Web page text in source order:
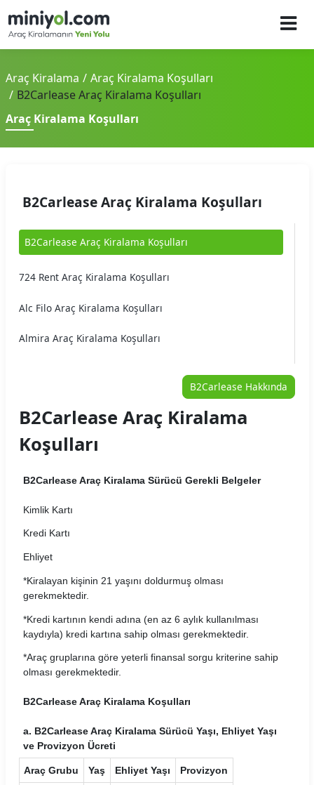
Araç Kiralama
Araç Kiralama Koşulları
B2Carlease Araç Kiralama Koşulları
Araç Kiralama Koşulları
B2Carlease Araç Kiralama Koşulları
B2Carlease Araç Kiralama Koşulları
724 Rent Araç Kiralama Koşulları
Alc Filo Araç Kiralama Koşulları
Almira Araç Kiralama Koşulları
Auto Home Araç Kiralama Koşulları
Autojet Araç Kiralama Koşulları
Autoland Araç Kiralama Koşulları
Aytaşlar Araç Kiralama Koşulları
BRK Car Rental Araç Kiralama Koşulları
CarwinGo Araç Kiralama Koşulları
Cizgi Araç Kiralama Koşulları
Contact Araç Kiralama Koşulları
Dailydrive Araç Kiralama Koşulları
Damacar Araç Kiralama Koşulları
B2Carlease Hakkında
B2Carlease Araç Kiralama
Koşulları
B2Carlease Araç Kiralama Sürücü Gerekli Belgeler
Kimlik Kartı
Kredi Kartı
Ehliyet
*Kiralayan kişinin 21 yaşını doldurmuş olması
gerekmektedir.
*Kredi kartının kendi adına (en az 6 aylık kullanılması
kaydıyla) kredi kartına sahip olması gerekmektedir.
*Araç gruplarına göre yeterli finansal sorgu kriterine sahip
olması gerekmektedir.
B2Carlease Araç Kiralama Koşulları
a. B2Carlease Araç Kiralama Sürücü Yaşı, Ehliyet Yaşı
ve Provizyon Ücreti
Araç Grubu Yaş Ehliyet Yaşı Provizyon